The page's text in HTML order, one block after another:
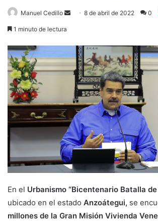
Manuel Cedillo
Send8 de abril de 2022 0
1 minuto de lectura
En el Urbanismo “Bicentenario Batalla
ubicado en el estado Anzoátegui, se
millones de la Gran Misión Vivienda